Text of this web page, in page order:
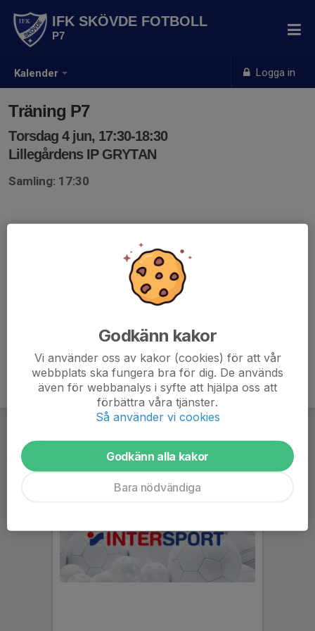
Kalender Logga in
IFK SKÖVDE FOTBOLL
P7
Träning P7
Torsdag 4 jun, 17:30-18:30
Lillegårdens IP GRYTAN
Samling: 17:30
Godkänn kakor
Vi använder oss av kakor (cookies) för att vår
webbplats ska fungera bra för dig. De används
även för webbanalys i syfte att hjälpa oss att
förbättra våra tjänster.
Så använder vi cookies
Godkänn alla kakor
Bara nödvändiga